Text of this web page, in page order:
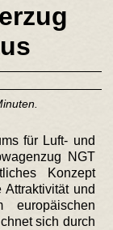
für Luft- und
NGT
Konzept
und
sich durch